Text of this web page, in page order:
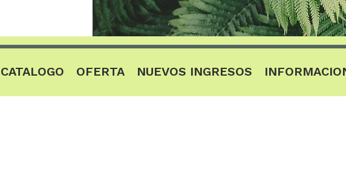
CATALOGO OFERTA NUEVOS INGRESOS